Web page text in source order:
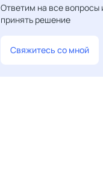
Ответим на все
принять решение
Свяжитесь со мной